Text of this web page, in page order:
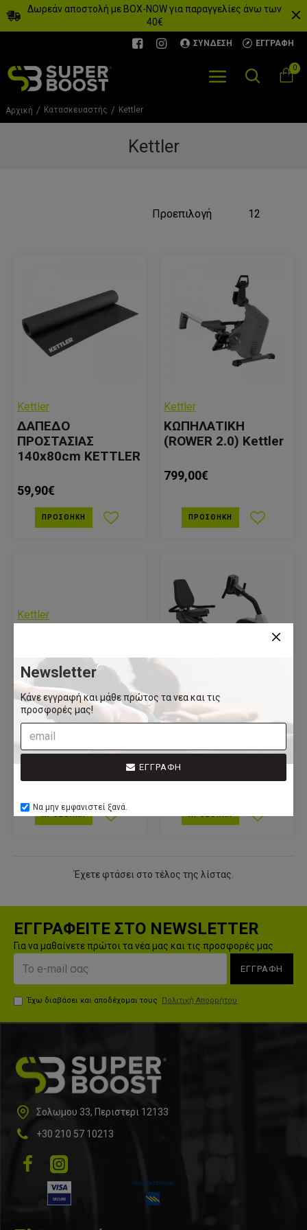
Newsletter
Κάνε εγγραφή και μάθε πρώτος τα νεα και τις
προσφορές μας!
ΕΓΓΡΑΦΗ
Να μην εμφανιστεί ξανά.
Δωρεάν αποστολή με BOX-NOW για παραγγελίες άνω των
40€
ΣΎΝΔΕΣΗ ΕΓΓΡΑΦΉ
0
Αρχική Κατασκευαστής Kettler
Kettler
Kettler
ΔΑΠΕΔΟ
ΠΡΟΣΤΑΣΙΑΣ
140x80cm KETTLER
59,90€
ΠΡΟΣΘΉΚΗ
Kettler
ΚΩΠΗΛΑΤΙΚΗ
(ROWER 2.0) Kettler
799,00€
ΠΡΟΣΘΉΚΗ
Kettler
399,00€
ΠΡΟΣΘΉΚΗ
Kettler
ΠΟΔΗΛΑΤΟ
Kettler
Έχετε φτάσει στο τέλος της λίστας.
ΕΓΓΡΑΦΕΙΤΕ ΣΤΟ NEWSLETTER
Για να μαθαίνετε πρώτοι τα νέα μας και τις προσφορές μας
ΕΓΓΡΑΦΗ
Έχω διαβάσει και αποδέχομαι τους Πολιτική Απορρήτου
Σολωμου 33, Περιστερι 12133
+30 210 57 10213